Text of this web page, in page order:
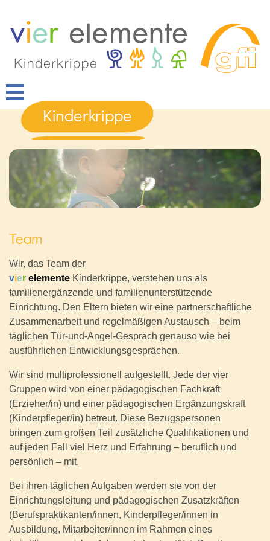
Kinderkrippe
Team
Wir, das Team der
vier elemente Kinderkrippe, verstehen uns als
familienergänzende und familienunterstützende
Einrichtung. Den Eltern bieten wir eine partnerschaftliche
Zusammenarbeit und regelmäßigen Austausch – beim
täglichen Tür-und-Angel-Gespräch genauso wie bei
ausführlichen Entwicklungsgesprächen.
Wir sind multiprofessionell aufgestellt. Jede der vier
Gruppen wird von einer pädagogischen Fachkraft
(Erzieher/in) und einer pädagogischen Ergänzungskraft
(Kinderpfleger/in) betreut. Diese Bezugspersonen
bringen zum großen Teil zusätzliche Qualifikationen und
auf jeden Fall viel Herz und Erfahrung – beruflich und
persönlich – mit.
Bei ihren täglichen Aufgaben werden sie von der
Einrichtungsleitung und pädagogischen Zusatzkräften
(Berufspraktikanten/innen, Kinderpfleger/innen in
Ausbildung, Mitarbeiter/innen im Rahmen eines